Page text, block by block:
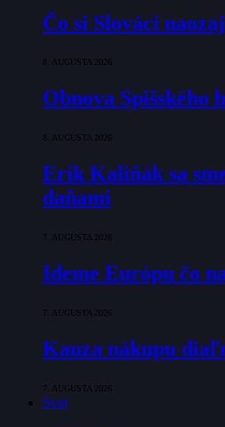
Čo si Slováci
8. AUGUSTA 2026
Obnova Spišského
8. AUGUSTA 2026
Erik Kaliňák sa
daňami
7. AUGUSTA 2026
Ideme Európu čo
7. AUGUSTA 2026
Kauza nákupu
7. AUGUSTA 2026
Svet